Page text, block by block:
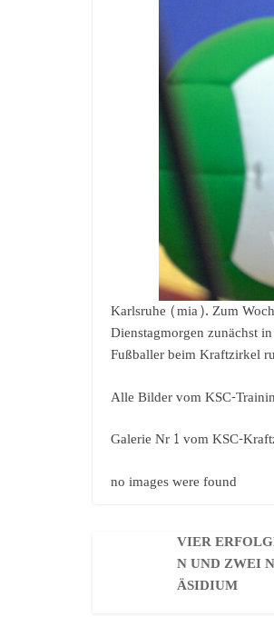
Karlsruhe (mia). Zum
Dienstagmorgen zunächst
Fußballer beim Kraftzirkel
Alle Bilder vom KSC-
Galerie Nr 1 vom KSC-
no images were found
VIER
N UND ZWEI
ÄSIDIUM